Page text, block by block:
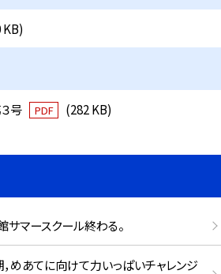
KB)
号 PDF (282 KB)
マースクール終わる。
，めあてに向けて力いっぱいチャレンジ